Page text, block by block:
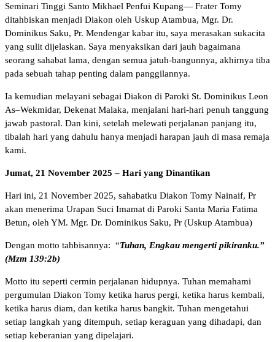
Seminari Tinggi Santo Mikhael Penfui Kupang— Frater Tomy
ditahbiskan menjadi Diakon oleh Uskup Atambua, Mgr. Dr.
Dominikus Saku, Pr. Mendengar kabar itu, saya merasakan sukacita
yang sulit dijelaskan. Saya menyaksikan dari jauh bagaimana
seorang sahabat lama, dengan semua jatuh-bangunnya, akhirnya tiba
pada sebuah tahap penting dalam panggilannya.
Ia kemudian melayani sebagai Diakon di Paroki St. Dominikus Leon
As–Wekmidar, Dekenat Malaka, menjalani hari-hari penuh tanggung
jawab pastoral. Dan kini, setelah melewati perjalanan panjang itu,
tibalah hari yang dahulu hanya menjadi harapan jauh di masa remaja
kami.
Jumat, 21 November 2025 – Hari yang Dinantikan
Hari ini, 21 November 2025, sahabatku Diakon Tomy Nainaif, Pr
akan menerima Urapan Suci Imamat di Paroki Santa Maria Fatima
Betun, oleh YM. Mgr. Dr. Dominikus Saku, Pr (Uskup Atambua)
Dengan motto tahbisannya: “Tuhan, Engkau mengerti pikiranku.”
(Mzm 139:2b)
Motto itu seperti cermin perjalanan hidupnya. Tuhan memahami
pergumulan Diakon Tomy ketika harus pergi, ketika harus kembali,
ketika harus diam, dan ketika harus bangkit. Tuhan mengetahui
setiap langkah yang ditempuh, setiap keraguan yang dihadapi, dan
setiap keberanian yang dipelajari.